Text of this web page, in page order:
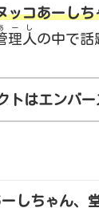
ッコあーしち
理人
ーし
の中で話
トはエンバー
ーしちゃん